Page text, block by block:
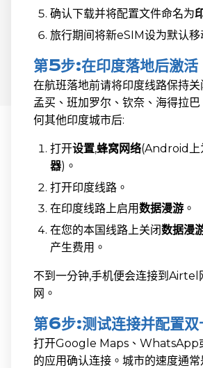
确认下载并将配置文件命名为
旅行期间将新eSIM设为默认移
第5步:在印度落地后激活
在航班落地前请将印度线路保持关
孟买、班加罗尔、钦奈、海得拉
何其他印度城市后:
打开设置,蜂窝网络(Android上
器)。
打开印度线路。
在印度线路上启用数据漫游 。
在您的本国线路上关闭数据漫
产生费用。
不到一分钟,手机便会连接到Airtel
网。
第6步:测试连接并配置双
打开Google Maps、WhatsApp
的应用确认连接。城市的速度通